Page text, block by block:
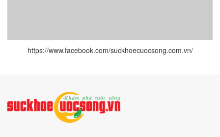
https://www.facebook.com/suckhoecuocsong.com.vn/